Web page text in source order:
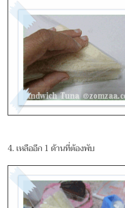
4. เหลืออีก 1 ด้านที่ต้องพับ